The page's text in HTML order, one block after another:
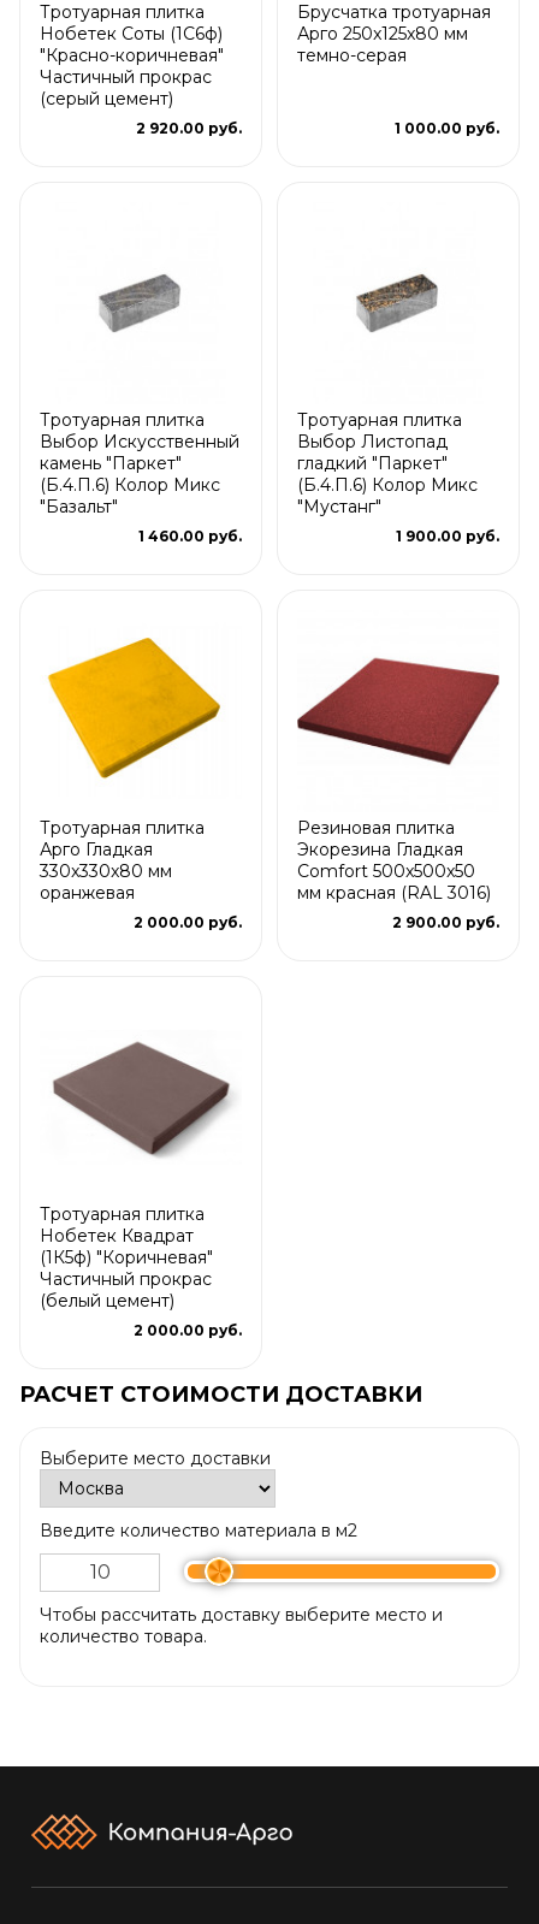
Тротуарная плитка
Нобетек Соты (1С6ф)
"Красно-коричневая"
Частичный прокрас
(серый цемент)
2 920.00 руб.
Брусчатка тротуарная
Арго 250x125x80 мм
темно-серая
1 000.00 руб.
Тротуарная плитка
Выбор Искусственный
камень "Паркет"
(Б.4.П.6) Колор Микс
"Базальт"
1 460.00 руб.
Тротуарная плитка
Выбор Листопад
гладкий "Паркет"
(Б.4.П.6) Колор Микс
"Мустанг"
1 900.00 руб.
Тротуарная плитка
Арго Гладкая
330x330x80 мм
оранжевая
2 000.00 руб.
Резиновая плитка
Экорезина Гладкая
Comfort 500x500x50
мм красная (RAL 3016)
2 900.00 руб.
Тротуарная плитка
Нобетек Квадрат
(1К5ф) "Коричневая"
Частичный прокрас
(белый цемент)
2 000.00 руб.
РАСЧЕТ СТОИМОСТИ ДОСТАВКИ
Выберите место доставки
Введите количество материала в м2
Чтобы рассчитать доставку выберите место и
количество товара.